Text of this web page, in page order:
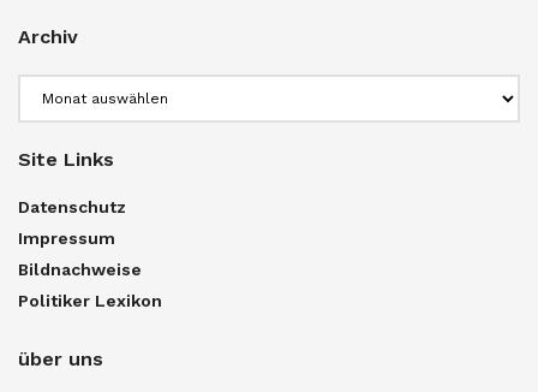
Archiv
Site Links
Datenschutz
Impressum
Bildnachweise
Politiker Lexikon
über uns